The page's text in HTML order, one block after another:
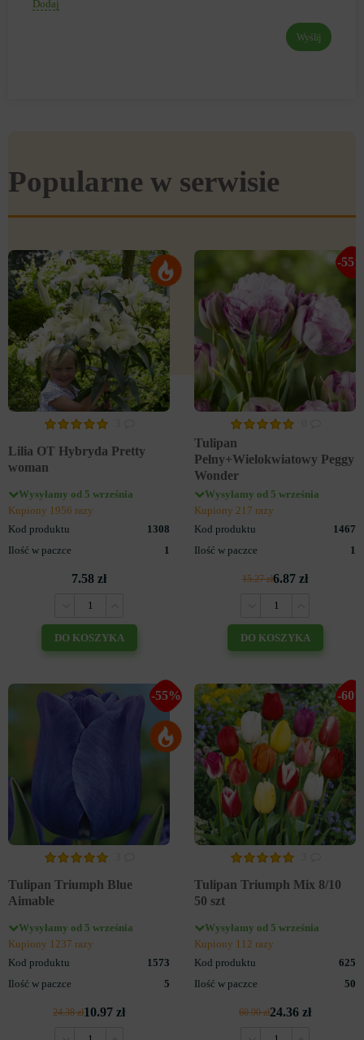
Dodaj
Wyślij
Popularne w serwisie
Lilia OT Hybryda Pretty
woman
Wysyłamy od 5 września
Kupiony 1956 razy
Kod produktu
1308
Ilość w paczce
1
7.58 zł
DO KOSZYKA
-
Tulipan
Pełny+Wielokwiatowy Peggy
Wonder
Wysyłamy od 5 września
Kupiony 217 razy
Kod produktu
1467
Ilość w paczce
1
15.27 zł6.87 zł
DO KOSZYKA
-55%
Tulipan Triumph Blue
Aimable
Wysyłamy od 5 września
Kupiony 1237 razy
Kod produktu
1573
Ilość w paczce
5
24.38 zł10.97 zł
-
Tulipan Triumph Mix 8/10
50 szt
Wysyłamy od 5 września
Kupiony 112 razy
Kod produktu
625
Ilość w paczce
50
60.90 zł24.36 zł